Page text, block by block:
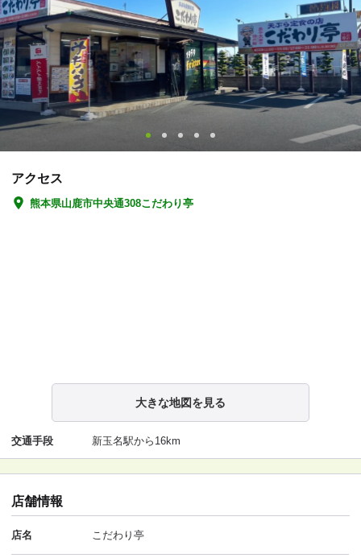
アクセス
熊本県山鹿市中央通308こだわり亭
大きな地図を見る
交通手段 新玉名駅から16km
店舗情報
店名 こだわり亭